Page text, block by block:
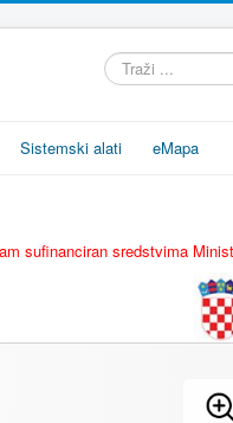
Traži
...
Sistemski alati eMapa
sufinanciran sredstvima